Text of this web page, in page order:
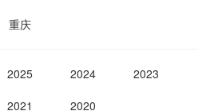
重庆
2025 2024
2023
2021 2020